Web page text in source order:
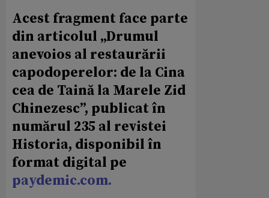
Acest fragment face parte
din articolul „Drumul
anevoios al restaurării
capodoperelor: de la Cina
cea de Taină la Marele Zid
Chinezesc”, publicat în
numărul 235 al revistei
Historia, disponibil în
format digital pe
paydemic.com.